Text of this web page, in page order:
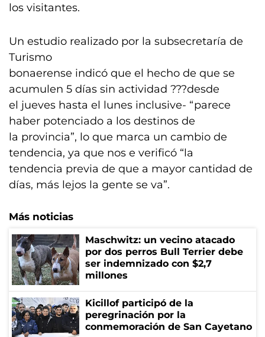
los visitantes.
Un estudio realizado por la subsecretaría de
Turismo
bonaerense indicó que el hecho de que se
acumulen 5 días sin actividad ???desde
el jueves hasta el lunes inclusive- “parece
haber potenciado a los destinos de
la provincia”, lo que marca un cambio de
tendencia, ya que nos e verificó “la
tendencia previa de que a mayor cantidad de
días, más lejos la gente se va”.
Más noticias
Maschwitz: un vecino atacado
por dos perros Bull Terrier debe
ser indemnizado con $2,7
millones
Kicillof participó de la
peregrinación por la
conmemoración de San Cayetano